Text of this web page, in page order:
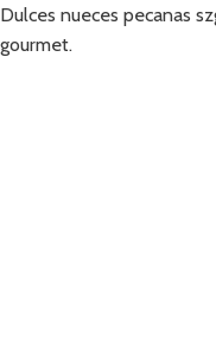
Dulces nueces pecanas
gourmet.